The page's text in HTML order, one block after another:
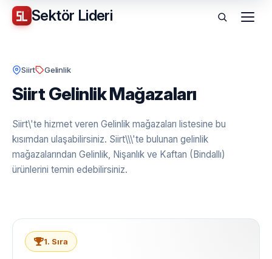
Sektör Lideri Menü
Siirt Gelinlik
Siirt Gelinlik Mağazaları
Siirt\'te hizmet veren Gelinlik mağazaları listesine bu
kısımdan ulaşabilirsiniz. Siirt\\\'te bulunan gelinlik
mağazalarından Gelinlik, Nişanlık ve Kaftan (Bindallı)
ürünlerini temin edebilirsiniz.
1. Sıra